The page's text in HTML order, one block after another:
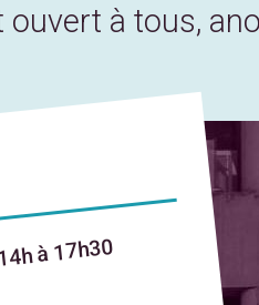
ouvert à tous,
à 17h30